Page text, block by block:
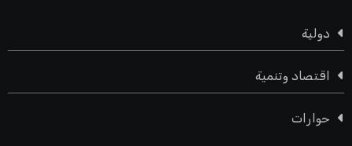
دولية
اقتصاد وتنمية
حوارات